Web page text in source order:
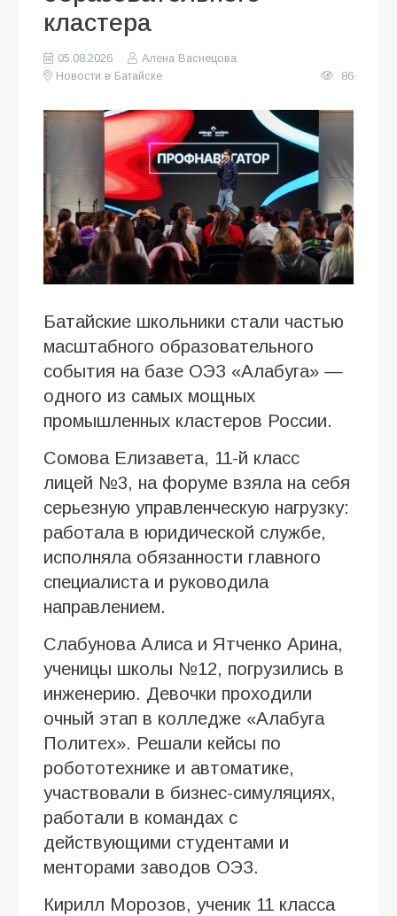
кластера
05.08.2026
Алена Васнецова
Новости в Батайске
86
Батайские школьники стали частью
масштабного образовательного
события на базе ОЭЗ «Алабуга» —
одного из самых мощных
промышленных кластеров России.
Сомова Елизавета, 11-й класс
лицей №3, на форуме взяла на себя
серьезную управленческую нагрузку:
работала в юридической службе,
исполняла обязанности главного
специалиста и руководила
направлением.
Слабунова Алиса и Ятченко Арина,
ученицы школы №12, погрузились в
инженерию. Девочки проходили
очный этап в колледже «Алабуга
Политех». Решали кейсы по
робототехнике и автоматике,
участвовали в бизнес-симуляциях,
работали в командах с
действующими студентами и
менторами заводов ОЭЗ.
Кирилл Морозов, ученик 11 класса